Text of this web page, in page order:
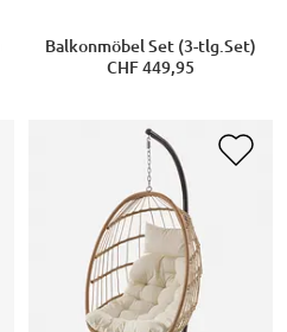
Balkonmöbel Set (3-tlg.Set)
CHF 449,95